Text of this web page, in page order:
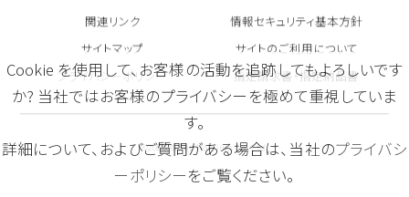
関連リンク
サイトマップ
プライバシーポリシー
情報セキュリティ基本方針
サイトのご利用について
指定請求書・指定納品書
©2026 Yacmo Holdings Co., Ltd.
Cookie を使用して、お客様の活動を追跡してもよろしいです
か? 当社ではお客様のプライバシーを極めて重視していま
す。
詳細について、およびご質問がある場合は、当社のプライバシ
ーポリシーをご覧ください。